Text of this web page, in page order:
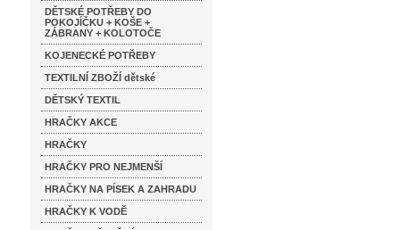
DĚTSKÉ POTŘEBY DO
POKOJÍČKU + KOŠE +
ZÁBRANY + KOLOTOČE
KOJENECKÉ POTŘEBY
TEXTILNÍ ZBOŽÍ dětské
DĚTSKÝ TEXTIL
HRAČKY AKCE
HRAČKY
HRAČKY PRO NEJMENŠÍ
HRAČKY NA PÍSEK A ZAHRADU
HRAČKY K VODĚ